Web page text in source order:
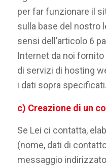
per far funzionare il
sulla base del nostro
sensi dell’articolo 6
Internet da noi
di servizi di hosting
i dati sopra specificati.
c) Creazione di un
Se Lei ci contatta,
(nome, dati di
messaggio